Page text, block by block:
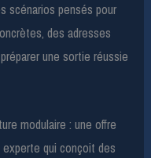
scénarios pensés pour
des adresses
une sortie réussie
modulaire : une offre
qui conçoit des